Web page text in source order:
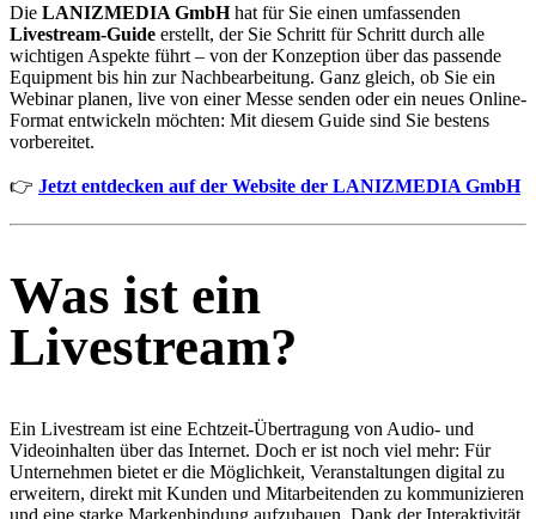
Die LANIZMEDIA GmbHhat für Sie einen umfassenden
Livestream-Guide erstellt, der Sie Schritt für Schritt durch alle
wichtigen Aspekte führt – von der Konzeption über das passende
Equipment bis hin zur Nachbearbeitung. Ganz gleich, ob Sie ein
Webinar planen, live von einer Messe senden oder ein neues Online-
Format entwickeln möchten: Mit diesem Guide sind Sie bestens
vorbereitet.
👉 Jetzt entdecken auf der Website der LANIZMEDIA GmbH
Was ist ein
Livestream?
Ein Livestream ist eine Echtzeit-Übertragung von Audio- und
Videoinhalten über das Internet. Doch er ist noch viel mehr: Für
Unternehmen bietet er die Möglichkeit, Veranstaltungen digital zu
erweitern, direkt mit Kunden und Mitarbeitenden zu kommunizieren
und eine starke Markenbindung aufzubauen. Dank der Interaktivität